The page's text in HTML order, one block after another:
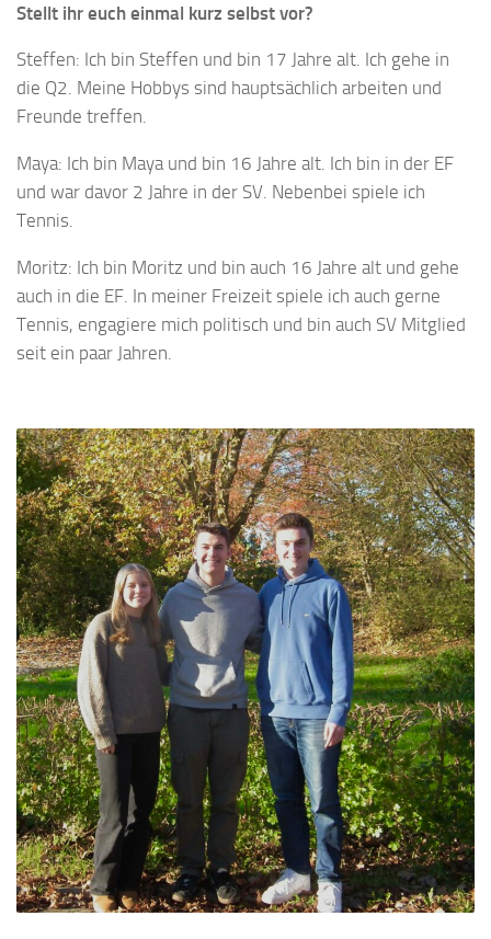
Stellt ihr euch einmal kurz selbst vor?
Steffen: Ich bin Steffen und bin 17 Jahre alt. Ich gehe in
die Q2. Meine Hobbys sind hauptsächlich arbeiten und
Freunde treffen.
Maya: Ich bin Maya und bin 16 Jahre alt. Ich bin in der EF
und war davor 2 Jahre in der SV. Nebenbei spiele ich
Tennis.
Moritz: Ich bin Moritz und bin auch 16 Jahre alt und gehe
auch in die EF. In meiner Freizeit spiele ich auch gerne
Tennis, engagiere mich politisch und bin auch SV Mitglied
seit ein paar Jahren.